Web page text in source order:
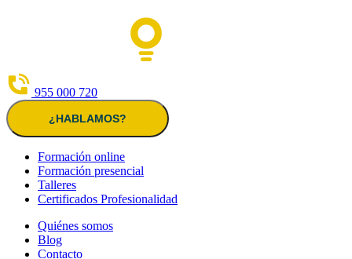
955 000 720
¿HABLAMOS?
Formación online
Formación presencial
Talleres
Certificados Profesionalidad
Quiénes somos
Blog
Contacto